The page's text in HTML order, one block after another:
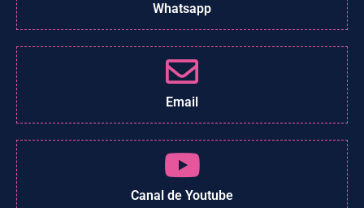
Whatsapp
Email
Canal de Youtube